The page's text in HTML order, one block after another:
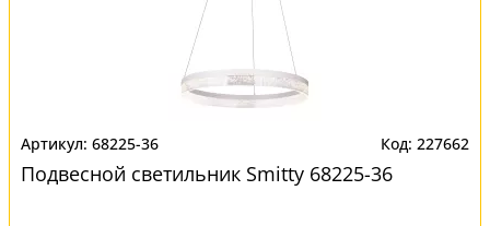
68225-36 227662
Подвесной светильник Smitty 68225-36